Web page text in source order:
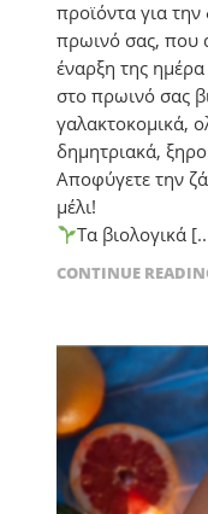
προϊόντα για
πρωινό σας, που
έναρξη της
στο πρωινό σας
γαλακτοκομικά,
δημητριακά,
Αποφύγετε την
μέλι!
Τα βιολογικά
CONTINUE